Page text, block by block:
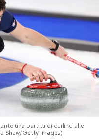
una partita di curling alle
Shaw/Getty Images)